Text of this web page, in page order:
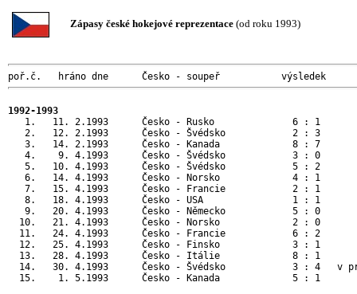
Zápasy české hokejové reprezentace (od roku 1993)
poř.č.   hráno dne      Česko - soupeř           výsledek
1992-1993
1.   11. 2.1993      Česko - Rusko              6 : 1
2.   12. 2.1993      Česko - Švédsko            2 : 3
3.   14. 2.1993      Česko - Kanada             8 : 7
4.    9. 4.1993      Česko - Švédsko            3 : 0
5.   10. 4.1993      Česko - Švédsko            5 : 2
6.   14. 4.1993      Česko - Norsko             4 : 1
7.   15. 4.1993      Česko - Francie            2 : 1
8.   18. 4.1993      Česko - USA
9.   20. 4.1993      Česko - Německo
10.   21. 4.1993      Česko - Norsko
11.   24. 4.1993      Česko - Francie
12.   25. 4.1993      Česko - Finsko
13.   28. 4.1993      Česko - Itálie
14.   30. 4.1993      Česko - Švédsko            3 : 4
15.    1. 5.1993      Česko - Kanada